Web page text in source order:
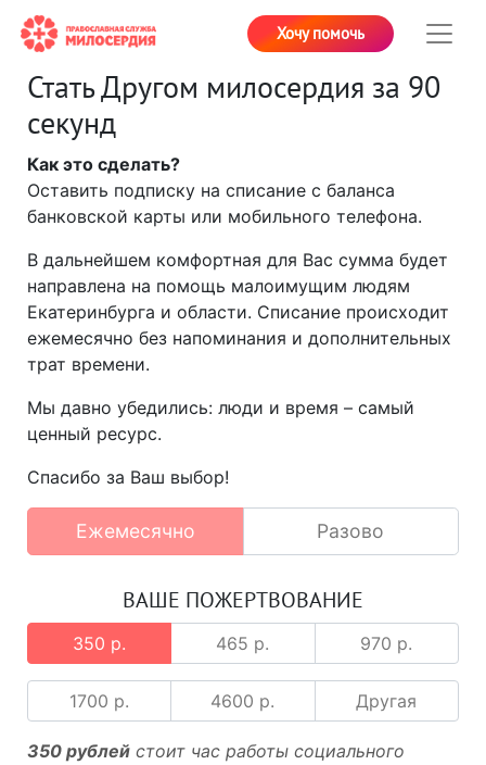
Хочу помочь
Стать Другом милосердия за 90
секунд
Как это сделать?
Оставить подписку на списание с баланса
банковской карты или мобильного телефона.
В дальнейшем комфортная для Вас сумма будет
направлена на помощь малоимущим людям
Екатеринбурга и области. Списание происходит
ежемесячно без напоминания и дополнительных
трат времени.
Мы давно убедились: люди и время – самый
ценный ресурс.
Спасибо за Ваш выбор!
Ежемесячно Разово
ВАШЕ ПОЖЕРТВОВАНИЕ
350 р. 465 р. 970 р.
1700 р. 4600 р. Другая
350 рублей стоит час работы социального